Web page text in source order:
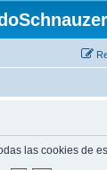
las cookies de